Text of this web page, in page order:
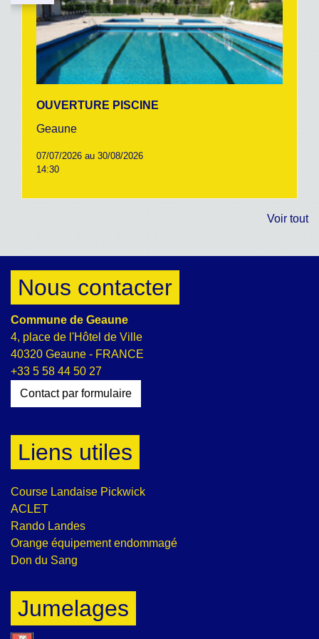
OUVERTURE PISCINE
Geaune
07/07/2026 au 30/08/2026
14:30
Voir tout
Nous contacter
Commune de Geaune
4, place de l'Hôtel de Ville
40320 Geaune - FRANCE
+33 5 58 44 50 27
Contact par formulaire
Liens utiles
Course Landaise Pickwick
ACLET
Rando Landes
Orange équipement endommagé
Don du Sang
Jumelages